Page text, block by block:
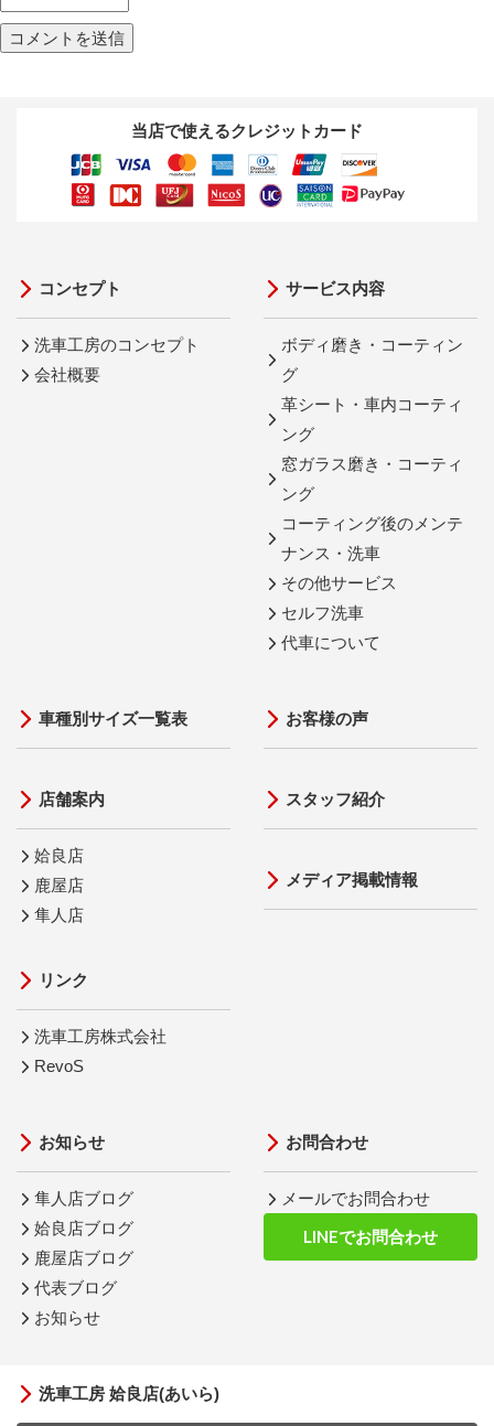
当店で使えるクレジットカード
コンセプト
洗車工房のコンセプト
会社概要
サービス内容
ボディ磨き・コーティン
グ
革シート・車内コーティ
ング
窓ガラス磨き・コーティ
ング
コーティング後のメンテ
ナンス・洗車
その他サービス
セルフ洗車
代車について
車種別サイズ一覧表
店舗案内
姶良店
鹿屋店
隼人店
リンク
洗車工房株式会社
RevoS
お客様の声
スタッフ紹介
メディア掲載情報
お知らせ
隼人店ブログ
姶良店ブログ
鹿屋店ブログ
代表ブログ
お知らせ
お問合わせ
メールでお問合わせ
LINEでお問合わせ
洗車工房 姶良店(あいら)